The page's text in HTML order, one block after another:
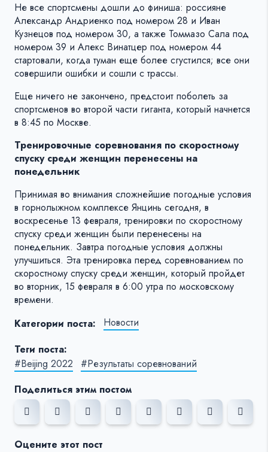
Не все спортсмены дошли до финиша: россияне
Александр Андриенко под номером 28 и Иван
Кузнецов под номером 30, а также Томмазо Сала под
номером 39 и Алекс Винатцер под номером 44
стартовали, когда туман еще более сгустился; все они
совершили ошибки и сошли с трассы.
Еще ничего не закончено, предстоит поболеть за
спортсменов во второй части гиганта, который начнется
в 8:45 по Москве.
Тренировочные соревнования по скоростному
спуску среди женщин перенесены на
понедельник
Принимая во внимания сложнейшие погодные условия
в горнолыжном комплексе Янцинь сегодня, в
воскресенье 13 февраля, тренировки по скоростному
спуску среди женщин были перенесены на
понедельник. Завтра погодные условия должны
улучшиться. Эта тренировка перед соревнованием по
скоростному спуску среди женщин, который пройдет
во вторник, 15 февраля в 6:00 утра по московскому
времени.
Категории поста:
Новости
Теги поста:
#Beijing 2022
#Результаты соревнований
Поделиться этим постом
Оцените этот пост